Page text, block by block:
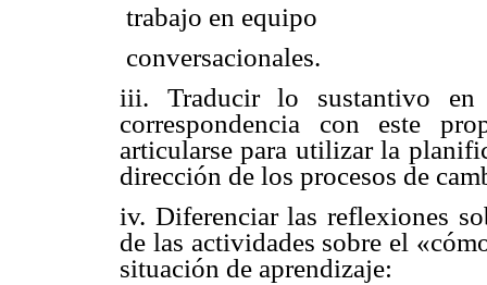
 trabajo en equipo
 conversacionales.
iii. Traducir lo sustantivo
correspondencia con este
articularse para utilizar la
dirección de los procesos de
iv. Diferenciar las reflexiones
de las actividades sobre el
situación de aprendizaje: